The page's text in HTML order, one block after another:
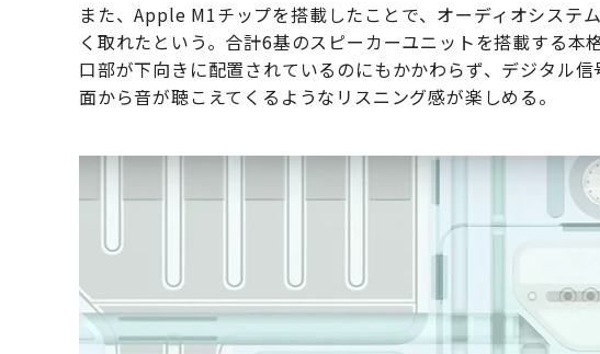
また、Apple M1チップを搭載したことで、オーディオシステ
く取れたという。合計6基のスピーカーユニットを搭載する本
口部が下向きに配置されているのにもかかわらず、デジタル
面から音が聴こえてくるようなリスニング感が楽しめる。